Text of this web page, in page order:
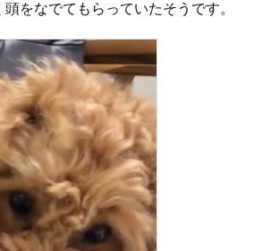
をなでてもらっていたそうです。